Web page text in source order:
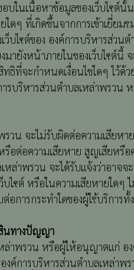
ในเนื้อหาข้อมูลของเว็บไซต์นั้
ดๆ ที่เกิดขึ้นจากการเข้าเยี่ยมช
ว็บไซต์ของ องค์การบริหารส่ว
มายังหน้าภายในของเว็บไซต์
ธิที่จะกำหนดเงื่อนไขใดๆ ไว้ด้
ารบริหารส่วนตำบลเหล่าพรว
วน จะไม่รับผิดต่อความเสียหา
หรือต่อความเสียหาย สูญเสียห
หล่าพรวน จะได้รับแจ้งว่าอาจ
บไซต์ หรือในความเสียหายใด
อการกระทำใดของผู้ใช้บริการทั้
นทางปัญญา
ล่าพรวน หรือผู้ให้อนุญาตแก่
ค์การบริหารส่วนตำบลเหล่าพ